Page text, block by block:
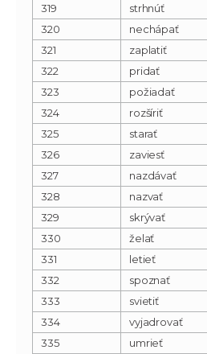
319
strhnúť
320
nechápať
321
zaplatiť
322
pridať
323
požiadať
324
rozšíriť
325
starať
326
zaviesť
327
nazdávať
328
nazvať
329
skrývať
330
želať
331
letieť
332
spoznať
333
svietiť
334
vyjadrovať
335
umrieť